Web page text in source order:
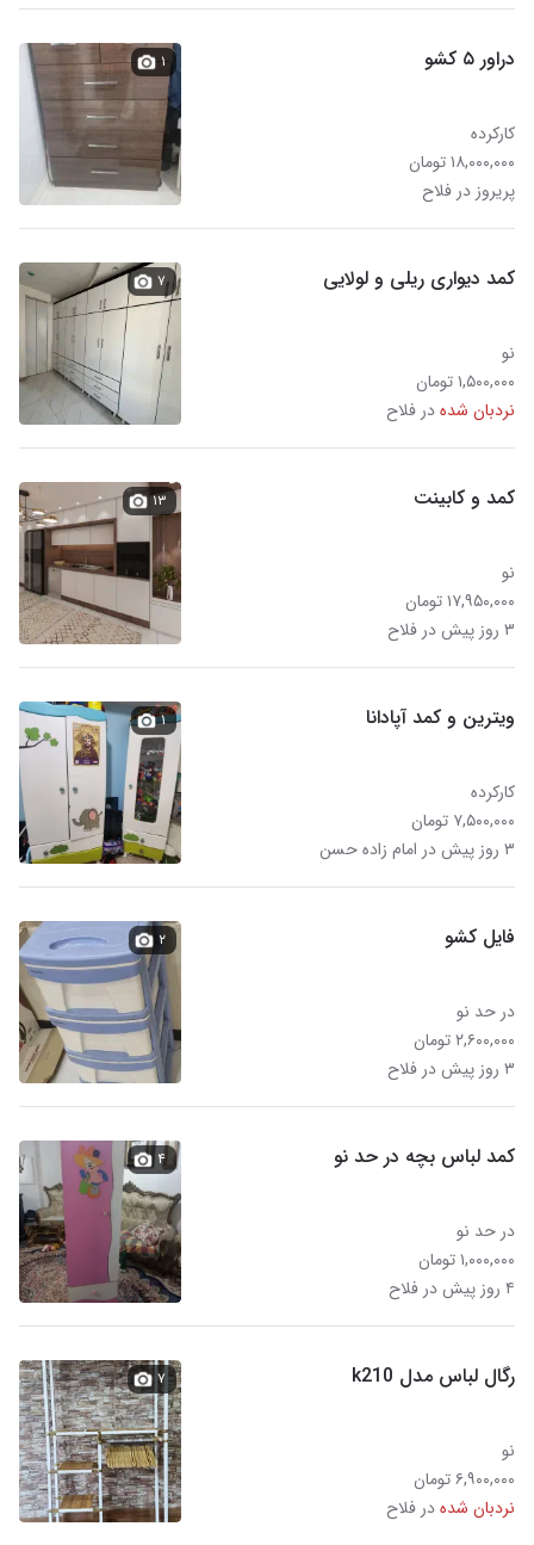
دراور ۵ کشو
کارکرده
۱۸,۰۰۰,۰۰۰ تومان
پریروز در فلاح
۱
کمد دیواری ریلی و لولایی
نو
۱,۵۰۰,۰۰۰ تومان
نردبان شدهدر فلاح
۷
کمد و کابینت
نو
۱۷,۹۵۰,۰۰۰ تومان
۳ روز پیش در فلاح
۱۳
ویترین و کمد آپادانا
کارکرده
۷,۵۰۰,۰۰۰ تومان
۳ روز پیش در امام زاده حسن
۱
فایل کشو
در حد نو
۲,۶۰۰,۰۰۰ تومان
۳ روز پیش در فلاح
۲
کمد لباس بچه در حد نو
در حد نو
۱,۰۰۰,۰۰۰ تومان
۴ روز پیش در فلاح
۴
رگال لباس مدل k210
نو
۶,۹۰۰,۰۰۰ تومان
نردبان شدهدر فلاح
۷